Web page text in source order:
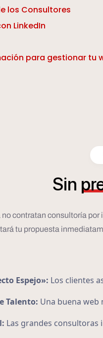
los Consultores
LinkedIn
para gestionar tu
Sin
contratan consultoría
tu propuesta
Espejo»: Los clientes
Talento: Una buena web
Las grandes consultoras